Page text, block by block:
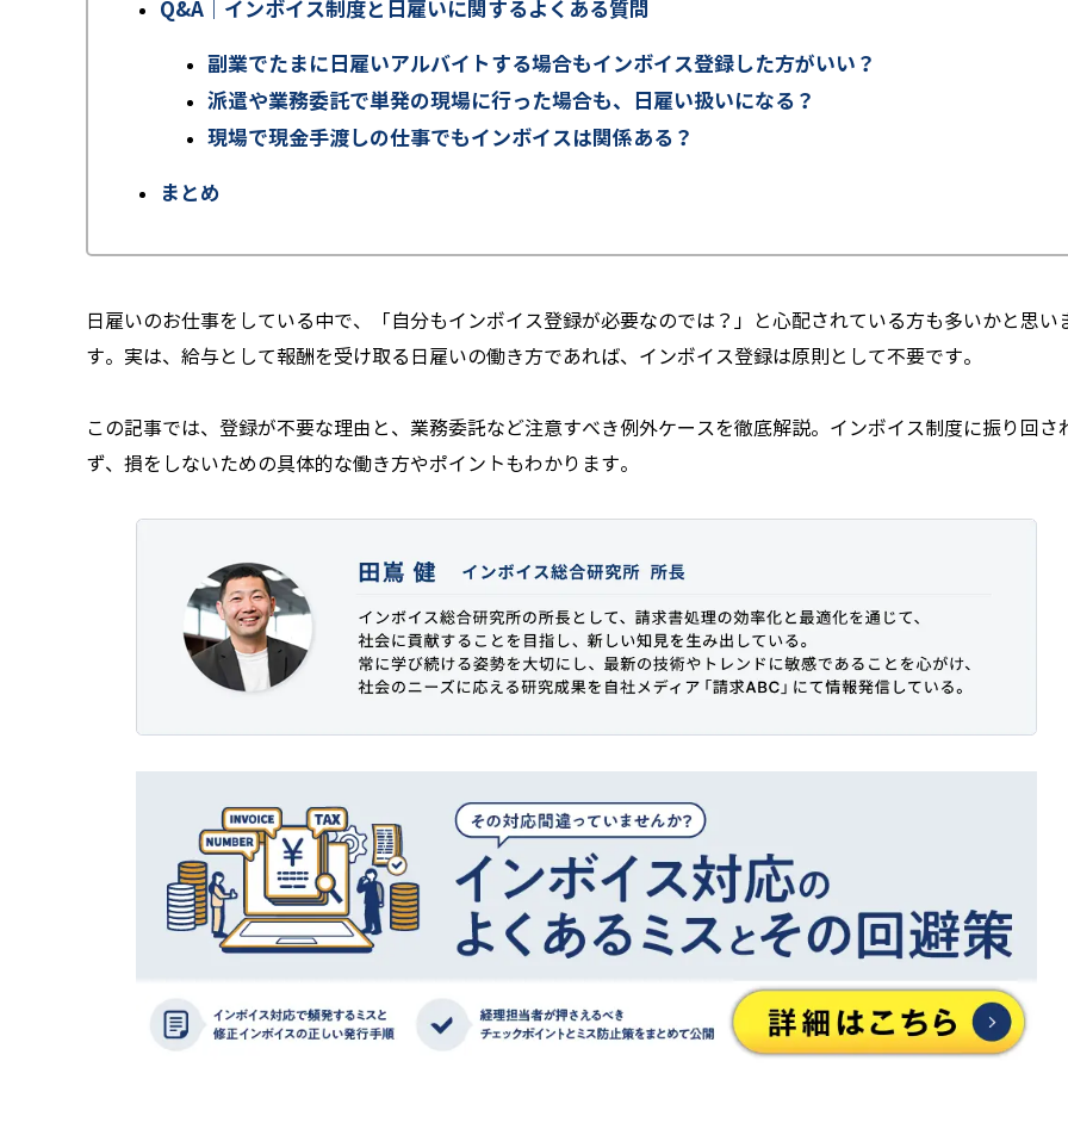
Q&A｜インボイス制度と日雇いに関するよくある質問
副業でたまに日雇いアルバイトする場合もインボイス登録した方がいい？
派遣や業務委託で単発の現場に行った場合も、日雇い扱いになる？
現場で現金手渡しの仕事でもインボイスは関係ある？
まとめ
日雇いのお仕事をしている中で、「自分もインボイス登録が必要なのでは？」と心配されている方も多いかと思い
す。実は、給与として報酬を受け取る日雇いの働き方であれば、インボイス登録は原則として不要です。
この記事では、登録が不要な理由と、業務委託など注意すべき例外ケースを徹底解説。インボイス制度に振り回さ
ず、損をしないための具体的な働き方やポイントもわかります。